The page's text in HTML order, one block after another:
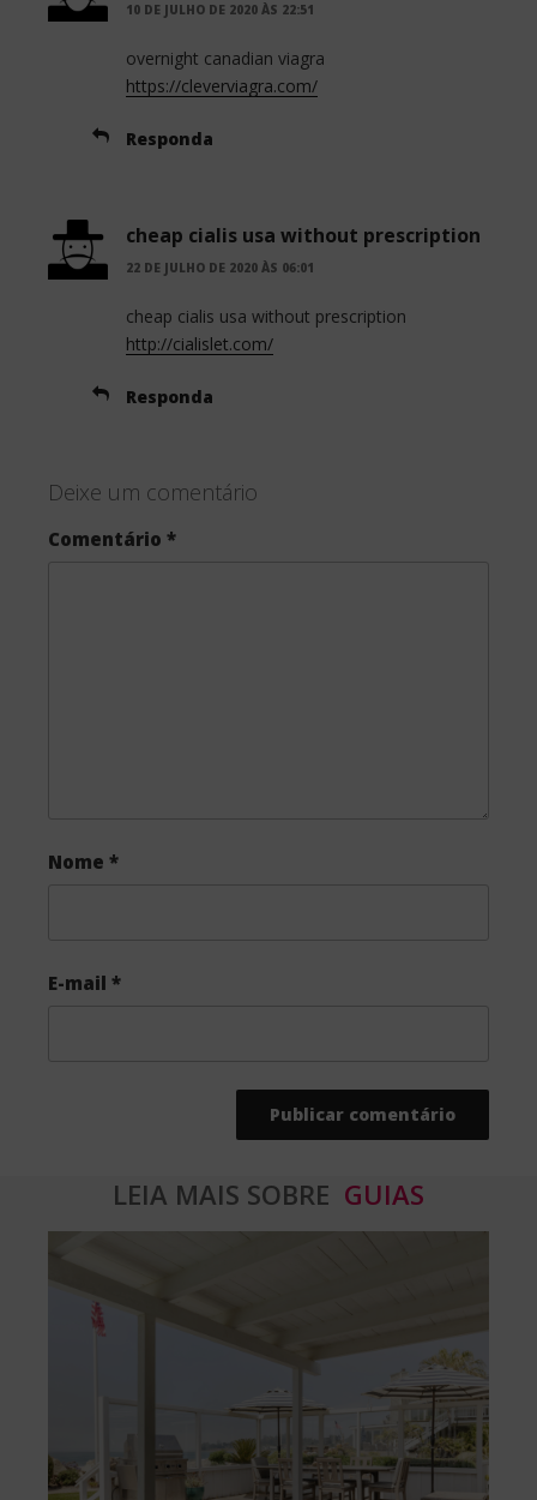
10 DE JULHO DE 2020 ÀS 22:51
overnight canadian viagra
https://cleverviagra.com/
Responda
cheap cialis usa without prescription
22 DE JULHO DE 2020 ÀS 06:01
cheap cialis usa without prescription
http://cialislet.com/
Responda
Deixe um comentário
Comentário *
Nome *
E-mail *
LEIA MAIS SOBRE GUIAS